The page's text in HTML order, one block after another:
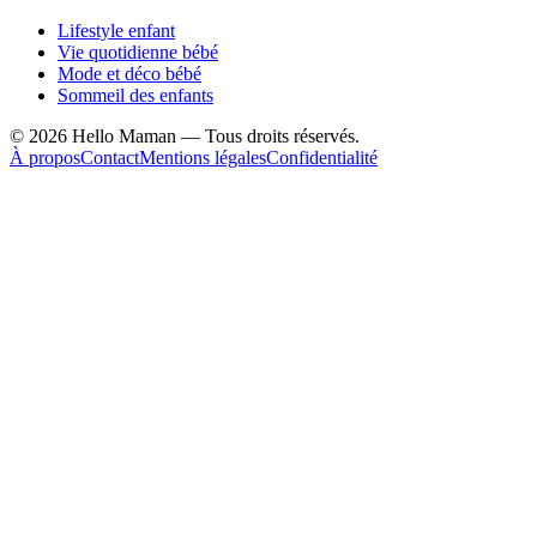
Lifestyle enfant
Vie quotidienne bébé
Mode et déco bébé
Sommeil des enfants
© 2026 Hello Maman — Tous droits réservés.
À proposContactMentions légalesConfidentialité